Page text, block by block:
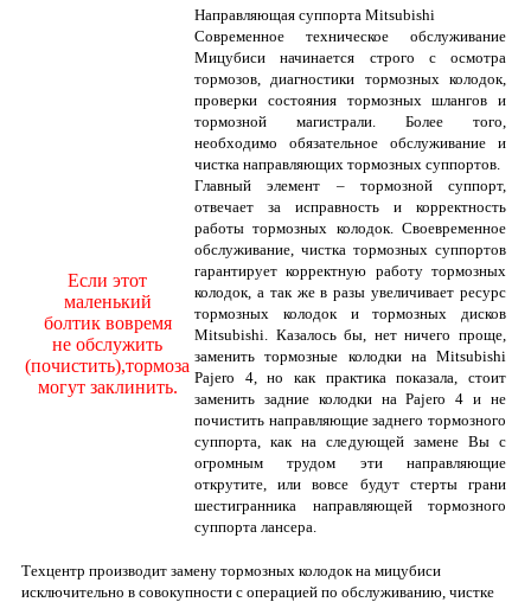
Если этот
маленький
болтик вовремя
не обслужить
(почистить),тормоза
могут заклинить.
Направляющая суппорта Mitsubishi
Современное техническое обслуживание
Мицубиси начинается строго с осмотра
тормозов, диагностики тормозных колодок,
проверки состояния тормозных шлангов и
тормозной магистрали. Более того,
необходимо обязательное обслуживание и
чистка направляющих тормозных суппортов.
Главный элемент – тормозной суппорт,
отвечает за исправность и корректность
работы тормозных колодок. Своевременное
обслуживание, чистка тормозных суппортов
гарантирует корректную работу тормозных
колодок, а так же в разы увеличивает ресурс
тормозных колодок и тормозных дисков
Mitsubishi. Казалось бы, нет ничего проще,
заменить тормозные колодки на Mitsubishi
Pajero 4, но как практика показала, стоит
заменить задние колодки на Pajero 4 и не
почистить направляющие заднего тормозного
суппорта, как на следующей замене Вы с
огромным трудом эти направляющие
открутите, или вовсе будут стерты грани
шестигранника направляющей тормозного
суппорта лансера.
Техцентр производит замену тормозных колодок на мицубиси
исключительно в совокупности с операцией по обслуживанию, чистке